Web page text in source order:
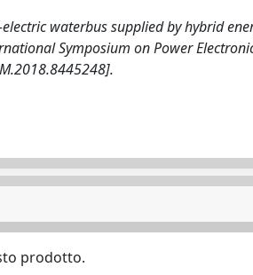
waterbus supplied by hybrid
Symposium on Power
prodotto.